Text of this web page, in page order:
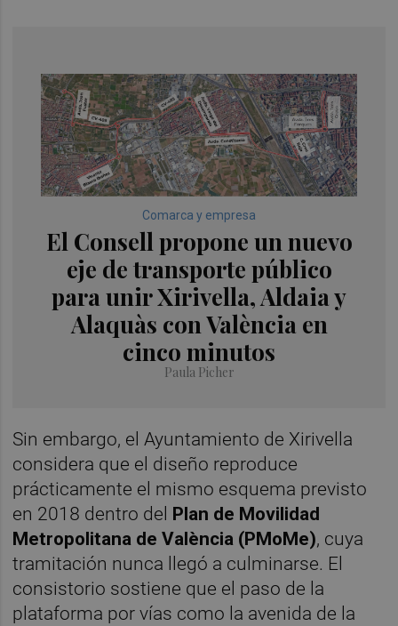
Comarca y empresa
El Consell propone un nuevo
eje de transporte público
para unir Xirivella, Aldaia y
Alaquàs con València en
cinco minutos
Paula Picher
Sin embargo, el Ayuntamiento de Xirivella
considera que el diseño reproduce
prácticamente el mismo esquema previsto
en 2018 dentro del Plan de Movilidad
Metropolitana de València (PMoMe), cuya
tramitación nunca llegó a culminarse. El
consistorio sostiene que el paso de la
plataforma por vías como la avenida de la